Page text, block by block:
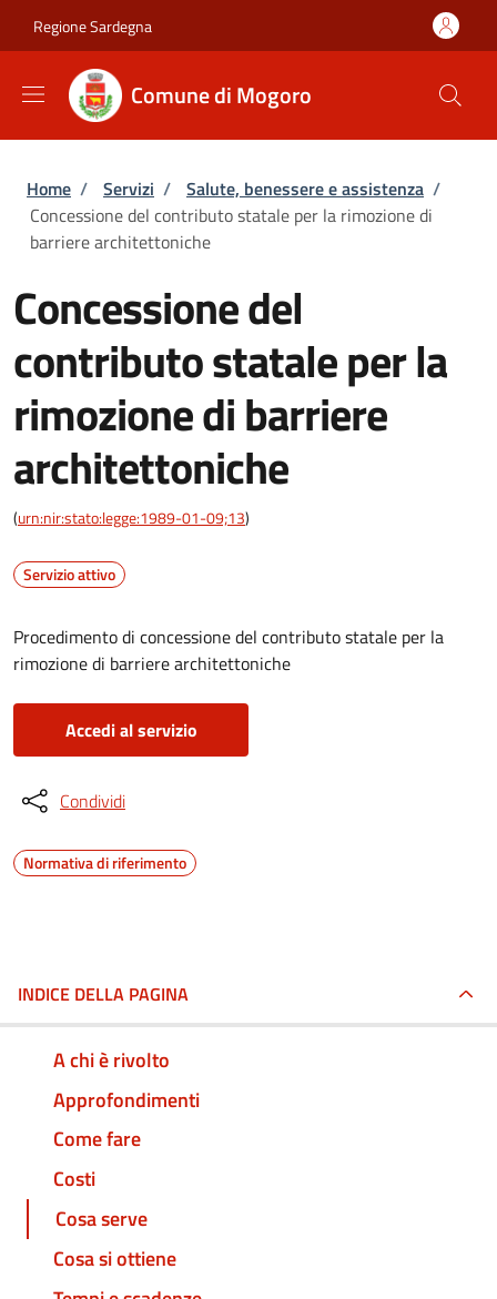
Regione Sardegna
Comune di Mogoro
Briciole di pane
Home / Servizi / Salute, benessere e assistenza /
Concessione del contributo statale per la rimozione di
barriere architettoniche
Concessione del
contributo statale per la
rimozione di barriere
architettoniche
(urn:nir:stato:legge:1989-01-09;13)
Servizio attivo
Procedimento di concessione del contributo statale per la
rimozione di barriere architettoniche
Accedi al servizio
Condividi
Normativa di riferimento
INDICE DELLA PAGINA
A chi è rivolto
Approfondimenti
Come fare
Costi
Cosa serve
Cosa si ottiene